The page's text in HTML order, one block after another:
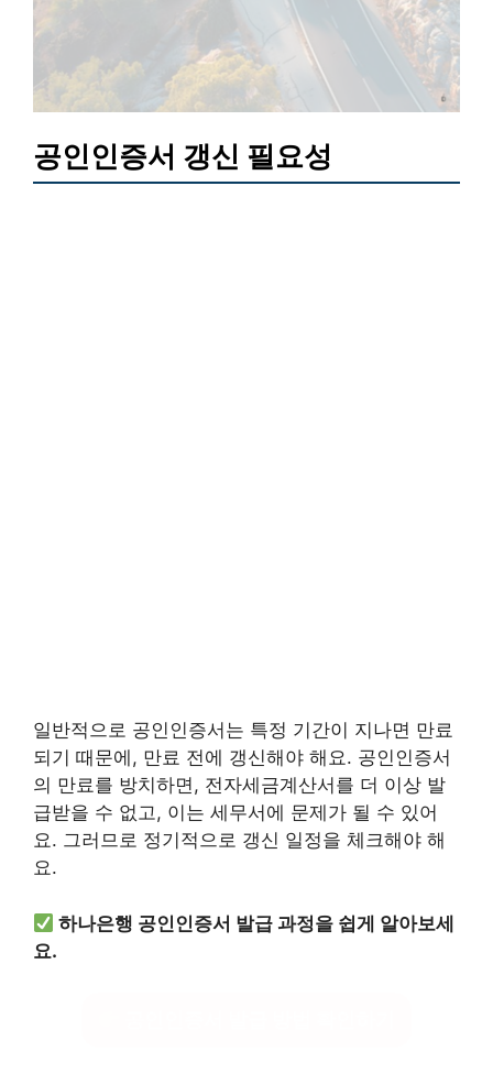
공인인증서 갱신 필요성
일반적으로 공인인증서는 특정 기간이 지나면 만료
되기 때문에, 만료 전에 갱신해야 해요. 공인인증서
의 만료를 방치하면, 전자세금계산서를 더 이상 발
급받을 수 없고, 이는 세무서에 문제가 될 수 있어
요. 그러므로 정기적으로 갱신 일정을 체크해야 해
요.
하나은행 공인인증서 발급 과정을 쉽게 알아보세
요.